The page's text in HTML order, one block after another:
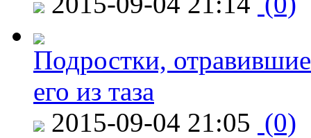
Подростки,
его из таза
2015-09-04 21:05 (0)